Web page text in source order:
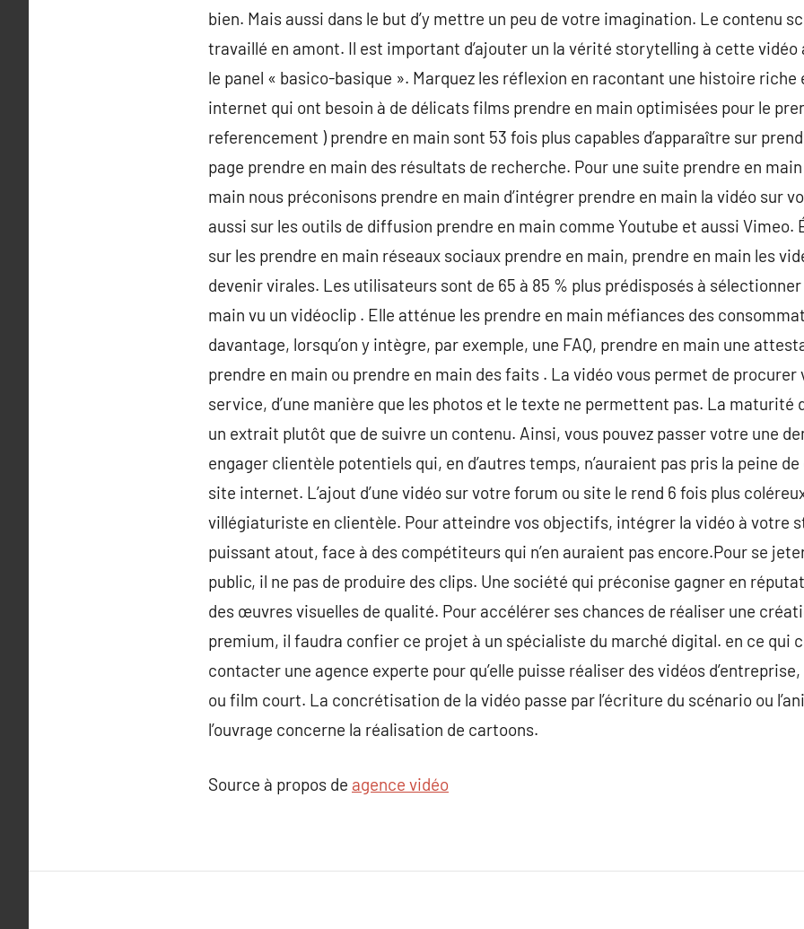
bien. Mais aussi dans le but d’y mettre un peu de votre imagination. Le contenu
travaillé en amont. Il est important d’ajouter un la vérité storytelling à cette vidéo
le panel « basico-basique ». Marquez les réflexion en racontant une histoire
internet qui ont besoin à de délicats films prendre en main optimisées pour le
referencement ) prendre en main sont 53 fois plus capables d’apparaître sur
page prendre en main des résultats de recherche. Pour une suite prendre en
main nous préconisons prendre en main d’intégrer prendre en main la vidéo sur
aussi sur les outils de diffusion prendre en main comme Youtube et aussi
sur les prendre en main réseaux sociaux prendre en main, prendre en main les
devenir virales. Les utilisateurs sont de 65 à 85 % plus prédisposés à
main vu un vidéoclip . Elle atténue les prendre en main méfiances des
davantage, lorsqu’on y intègre, par exemple, une FAQ, prendre en main une
prendre en main ou prendre en main des faits . La vidéo vous permet de
service, d’une manière que les photos et le texte ne permettent pas. La maturité
un extrait plutôt que de suivre un contenu. Ainsi, vous pouvez passer votre une
engager clientèle potentiels qui, en d’autres temps, n’auraient pas pris la peine
site internet. L’ajout d’une vidéo sur votre forum ou site le rend 6 fois plus
villégiaturiste en clientèle. Pour atteindre vos objectifs, intégrer la vidéo à votre
puissant atout, face à des compétiteurs qui n’en auraient pas encore.Pour se
public, il ne pas de produire des clips. Une société qui préconise gagner en
des œuvres visuelles de qualité. Pour accélérer ses chances de réaliser une
premium, il faudra confier ce projet à un spécialiste du marché digital. en ce qui
contacter une agence experte pour qu’elle puisse réaliser des vidéos
ou film court. La concrétisation de la vidéo passe par l’écriture du scénario ou
l’ouvrage concerne la réalisation de cartoons.
Source à propos de agence vidéo